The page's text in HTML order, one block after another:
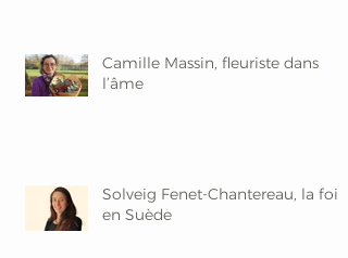
Camille Massin, fleuriste dans
l’âme
Solveig Fenet-Chantereau, la foi
en Suède